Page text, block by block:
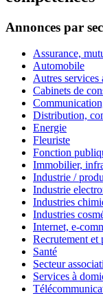
Annonces par
Assurance,
Automobile
Autres services
Cabinets de
Distribution,
Energie
Fleuriste
Fonction
Immobilier,
Industrie /
Industrie
Industries
Industries
Internet, e-
Recrutement et
Santé
Secteur
Services à